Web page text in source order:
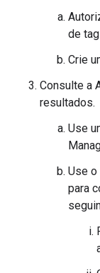
de
Crie
Consulte a
resultados.
Use
Use o
para